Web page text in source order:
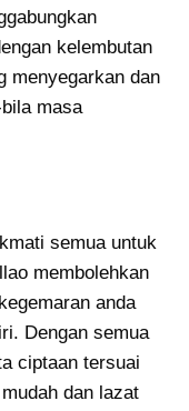
kelembutan
menyegarkan dan
masa
semua untuk
membolehkan
anda
Dengan semua
ciptaan tersuai
dan lazat